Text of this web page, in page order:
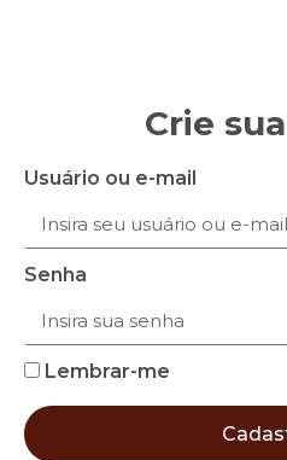
Crie
Usuário ou e-mail
Senha
Lembrar-me